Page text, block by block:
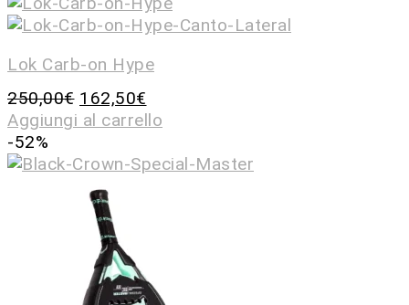
Lok Carb-on Hype
250,00€ 162,50€
Aggiungi al carrello
-52%